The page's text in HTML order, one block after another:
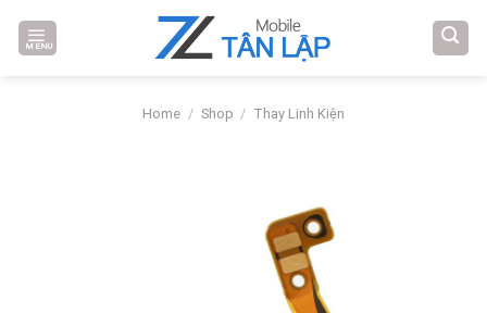
MENU
Home / Shop / Thay Linh Kiện